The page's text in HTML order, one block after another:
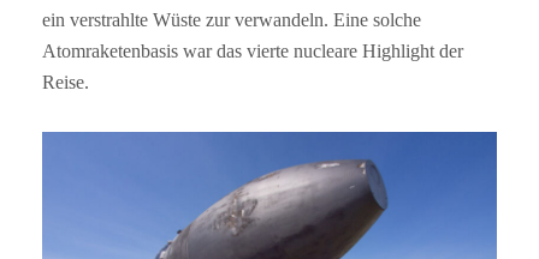
ein verstrahlte Wüste zur verwandeln. Eine solche
Atomraketenbasis war das vierte nucleare Highlight der
Reise.